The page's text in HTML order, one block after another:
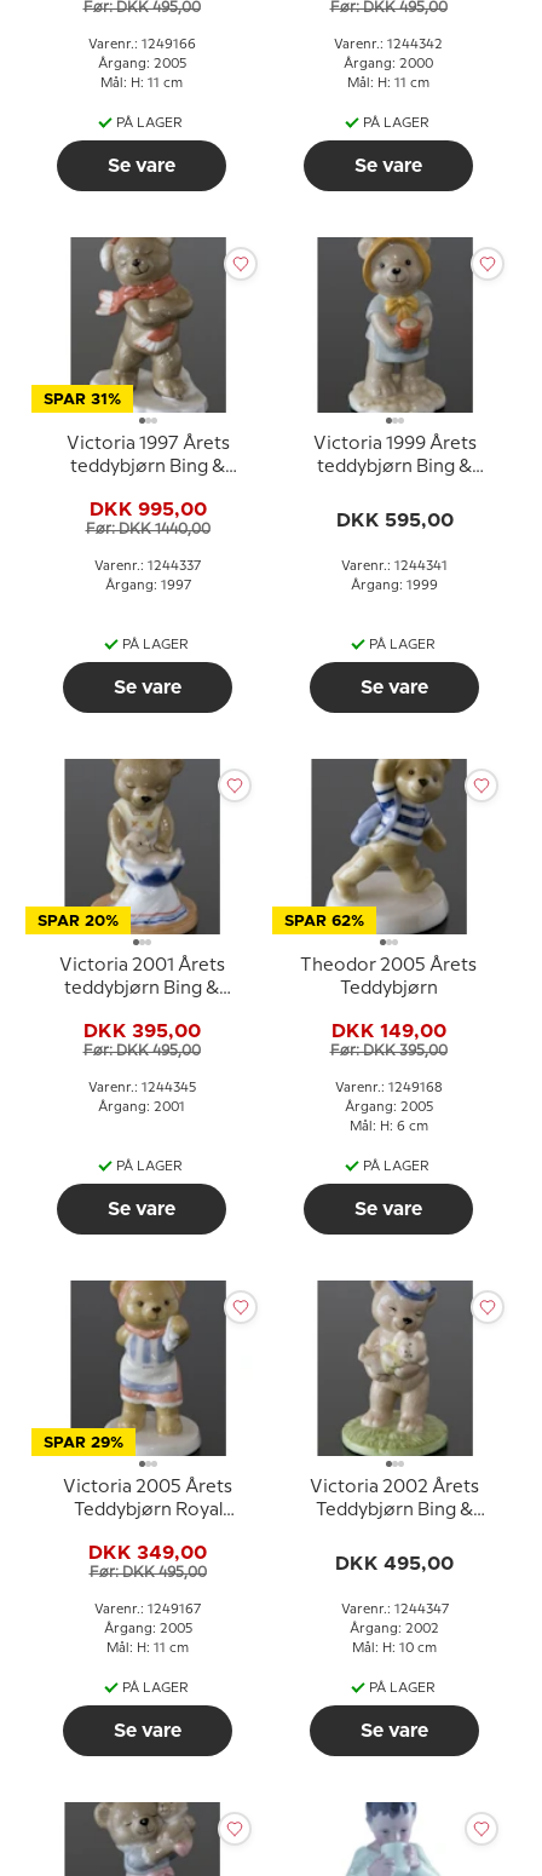
Før: DKK 495,00
Varenr.: 1249166
Årgang: 2005
Mål: H: 11 cm
PÅ LAGER
Se vare
Før: DKK 495,00
Varenr.: 1244342
Årgang: 2000
Mål: H: 11 cm
PÅ LAGER
Se vare
SPAR 31%
Victoria 1997 Årets
teddybjørn Bing &
DKK 995,00
Før: DKK 1440,00
Varenr.: 1244337
Årgang: 1997
PÅ LAGER
Se vare
Victoria 1999 Årets
teddybjørn Bing &
DKK 595,00
Varenr.: 1244341
Årgang: 1999
PÅ LAGER
Se vare
SPAR 20%
Victoria 2001 Årets
teddybjørn Bing &
DKK 395,00
Før: DKK 495,00
Varenr.: 1244345
Årgang: 2001
PÅ LAGER
Se vare
SPAR 62%
Theodor 2005 Årets
Teddybjørn
DKK 149,00
Før: DKK 395,00
Varenr.: 1249168
Årgang: 2005
Mål: H: 6 cm
PÅ LAGER
Se vare
SPAR 29%
Victoria 2005 Årets
Teddybjørn Royal
DKK 349,00
Før: DKK 495,00
Varenr.: 1249167
Årgang: 2005
Mål: H: 11 cm
PÅ LAGER
Se vare
Victoria 2002 Årets
Teddybjørn Bing &
DKK 495,00
Varenr.: 1244347
Årgang: 2002
Mål: H: 10 cm
PÅ LAGER
Se vare